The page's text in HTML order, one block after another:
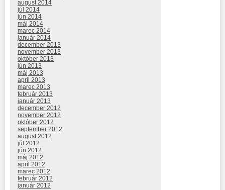
august 2014
júl 2014
jún 2014
máj 2014
marec 2014
január 2014
december 2013
november 2013
október 2013
jún 2013
máj 2013
apríl 2013
marec 2013
február 2013
január 2013
december 2012
november 2012
október 2012
september 2012
august 2012
júl 2012
jún 2012
máj 2012
apríl 2012
marec 2012
február 2012
január 2012